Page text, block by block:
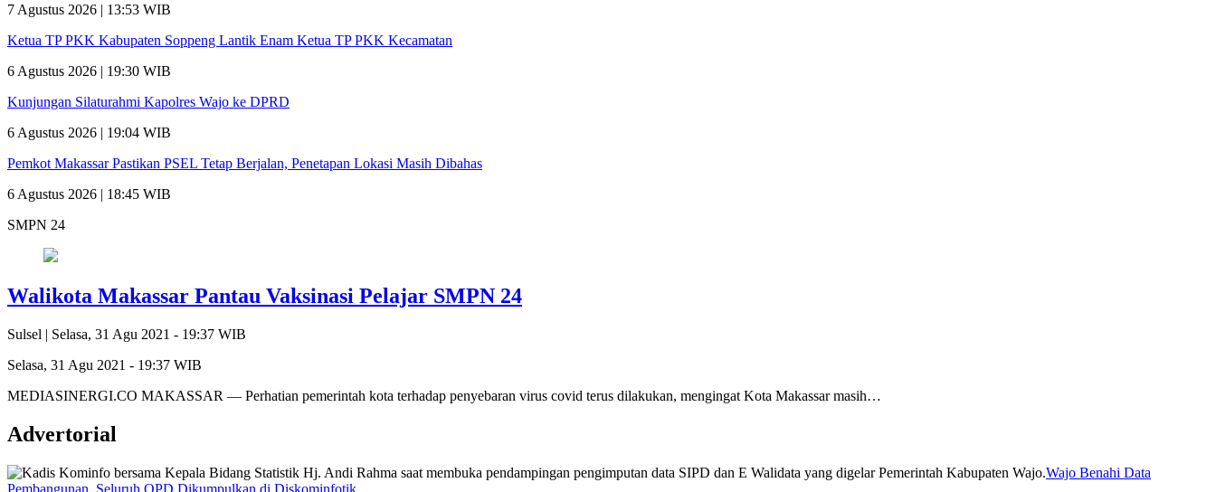
7 Agustus 2026 | 13:53 WIB
Ketua TP PKK Kabupaten Soppeng Lantik Enam Ketua TP PKK Kecamatan
6 Agustus 2026 | 19:30 WIB
Kunjungan Silaturahmi Kapolres Wajo ke DPRD
6 Agustus 2026 | 19:04 WIB
Pemkot Makassar Pastikan PSEL Tetap Berjalan, Penetapan Lokasi Masih Dibahas
6 Agustus 2026 | 18:45 WIB
SMPN 24
Walikota Makassar Pantau Vaksinasi Pelajar SMPN 24
Sulsel | Selasa, 31 Agu 2021 - 19:37 WIB
Selasa, 31 Agu 2021 - 19:37 WIB
MEDIASINERGI.CO MAKASSAR — Perhatian pemerintah kota terhadap penyebaran virus covid terus dilakukan, mengingat Kota Makassar masih…
Advertorial
Wajo Benahi Data
Pembangunan, Seluruh OPD Dikumpulkan di Diskominfotik